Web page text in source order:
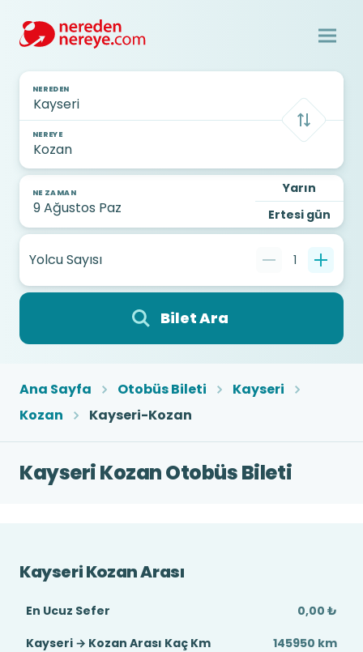
NEREDEN
NEREYE
NE ZAMAN
Yarın
Ertesi gün
Yolcu Sayısı 1
Bilet Ara
Ana Sayfa Otobüs Bileti
Kayseri
Kozan
Kayseri-Kozan
Kayseri Kozan Otobüs Bileti
Kayseri Kozan Arası
En Ucuz Sefer
0,00 ₺
Kayseri → Kozan Arası Kaç Km
145950 km